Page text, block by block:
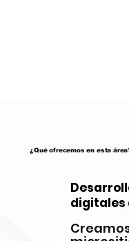
¿Qué ofrecemos en esta
digitales